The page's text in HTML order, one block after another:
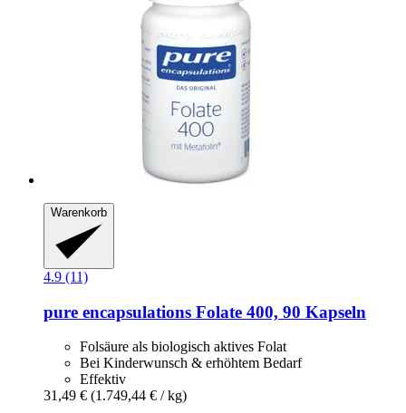
Warenkorb
4.9 (11)
pure encapsulations Folate 400, 90 Kapseln
Folsäure als biologisch aktives Folat
Bei Kinderwunsch & erhöhtem Bedarf
Effektiv
31,49 € (1.749,44 € / kg)